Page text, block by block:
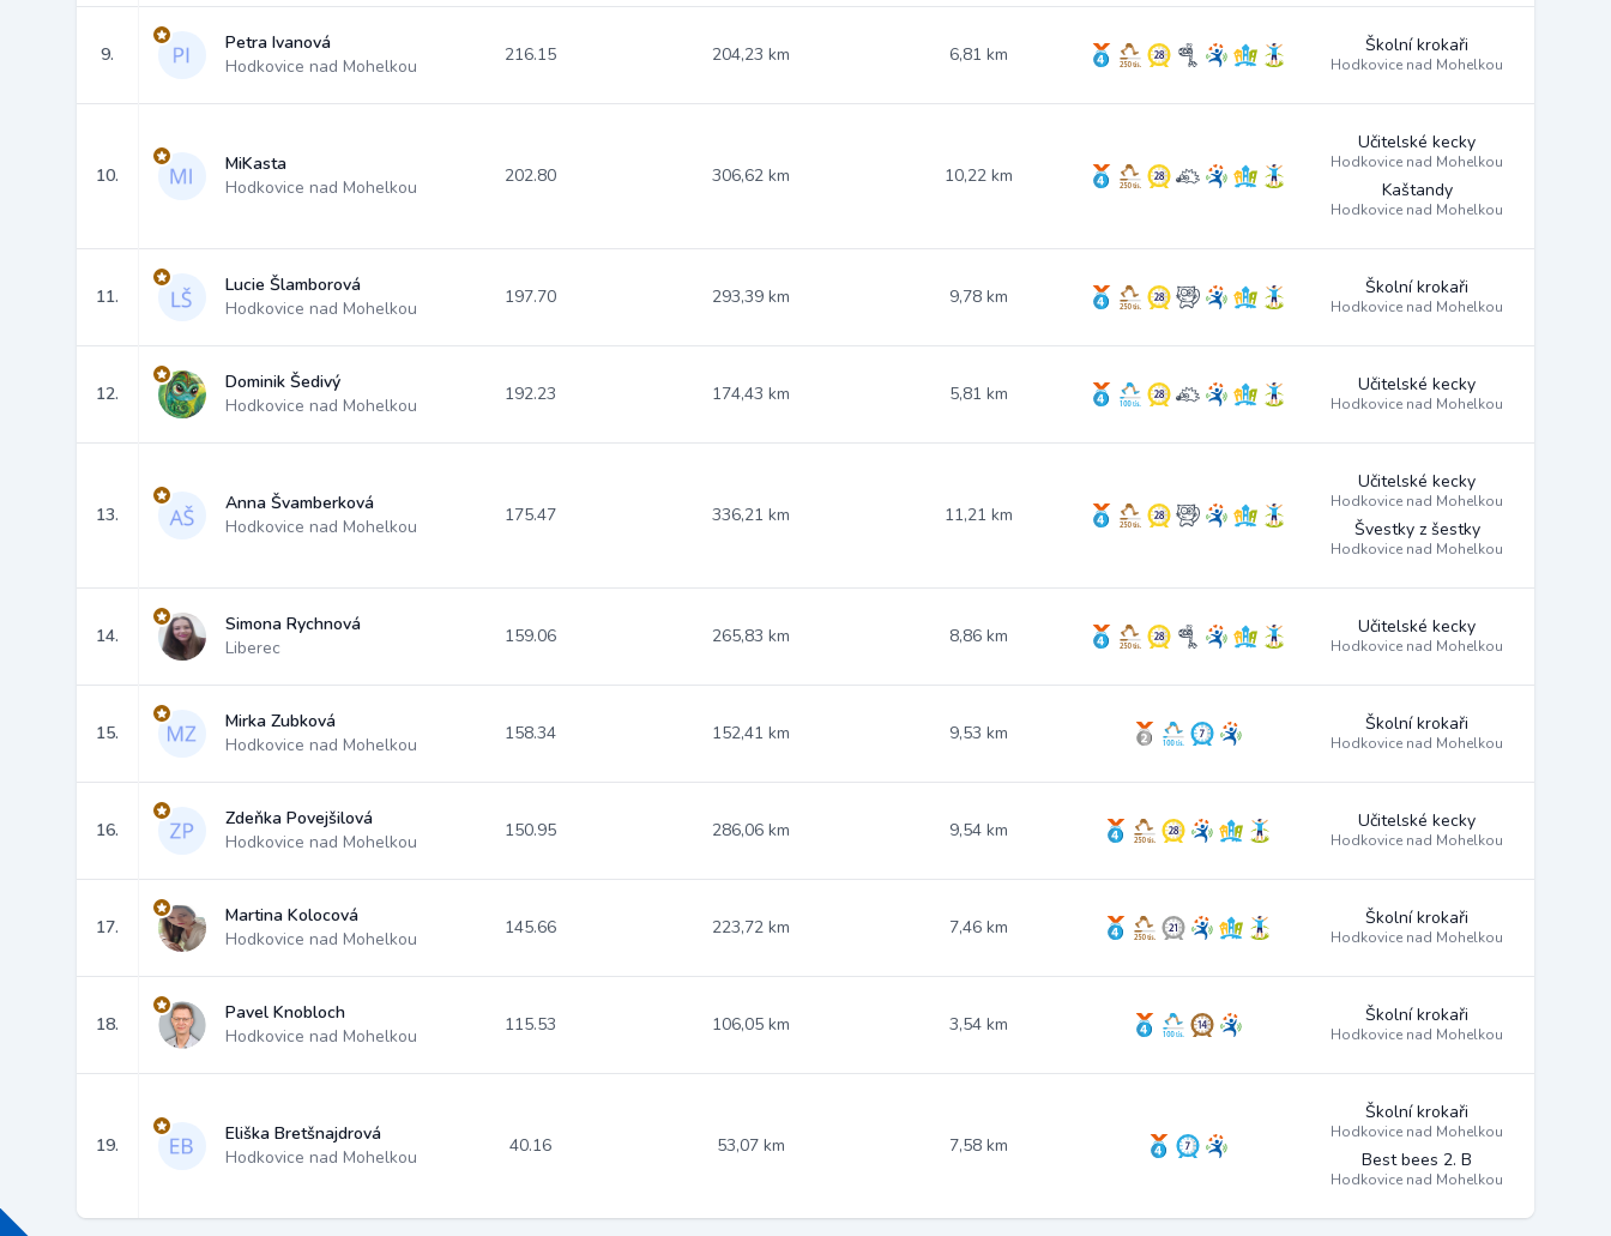
9.
Petra Ivanová
Hodkovice nad Mohelkou
216.15 204,23 km 6,81 km Školní krokaři
Hodkovice nad Mohelkou
10.
MiKasta
Hodkovice nad Mohelkou
202.80 306,62 km 10,22 km
Učitelské kecky
Hodkovice nad Mohelkou
Kaštandy
Hodkovice nad Mohelkou
11.
Lucie Šlamborová
Hodkovice nad Mohelkou
197.70 293,39 km 9,78 km Školní krokaři
Hodkovice nad Mohelkou
12.
Dominik Šedivý
Hodkovice nad Mohelkou
192.23 174,43 km 5,81 km Učitelské kecky
Hodkovice nad Mohelkou
13.
Anna Švamberková
Hodkovice nad Mohelkou
175.47 336,21 km 11,21 km
Učitelské kecky
Hodkovice nad Mohelkou
Švestky z šestky
Hodkovice nad Mohelkou
14.
Simona Rychnová
Liberec
159.06 265,83 km 8,86 km Učitelské kecky
Hodkovice nad Mohelkou
15.
Mirka Zubková
Hodkovice nad Mohelkou
158.34 152,41 km 9,53 km Školní krokaři
Hodkovice nad Mohelkou
16.
Zdeňka Povejšilová
Hodkovice nad Mohelkou
150.95 286,06 km 9,54 km Učitelské kecky
Hodkovice nad Mohelkou
17.
Martina Kolocová
Hodkovice nad Mohelkou
145.66 223,72 km 7,46 km Školní krokaři
Hodkovice nad Mohelkou
18.
Pavel Knobloch
Hodkovice nad Mohelkou
115.53 106,05 km 3,54 km Školní krokaři
Hodkovice nad Mohelkou
19.
Eliška Bretšnajdrová
Hodkovice nad Mohelkou
40.16 53,07 km 7,58 km
Školní krokaři
Hodkovice nad Mohelkou
Best bees 2. B
Hodkovice nad Mohelkou